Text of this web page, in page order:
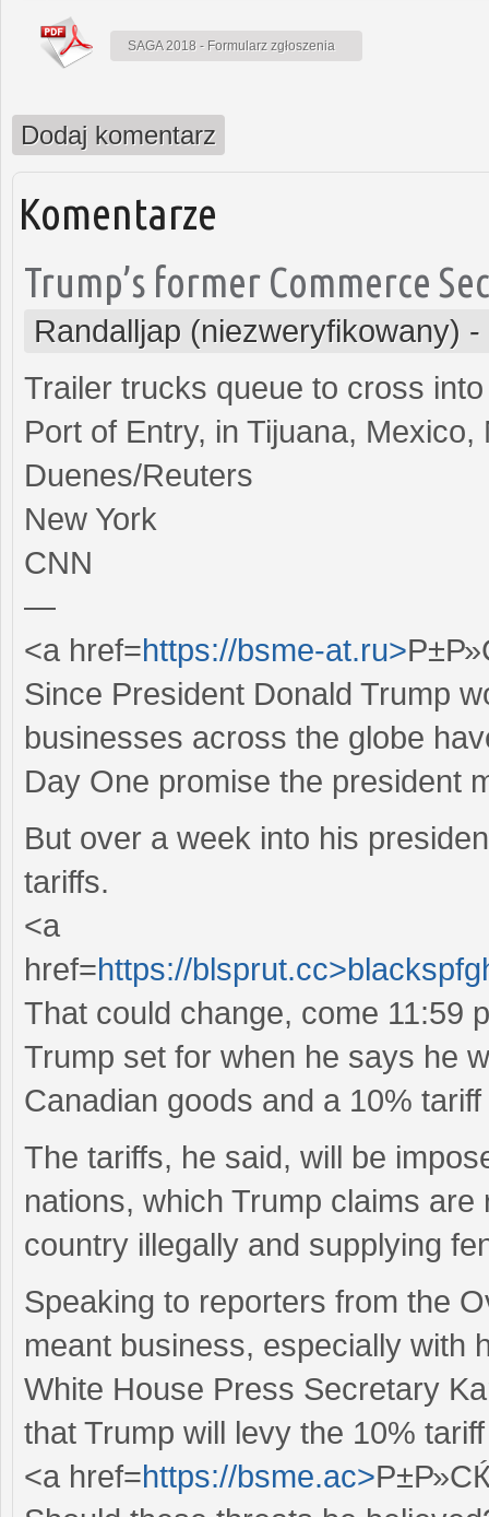
SAGA 2018 - Formularz zgłoszenia
Dodaj komentarz
Komentarze
Trump’s former Commerce
Randalljap (niezweryfikowany) -
Trailer trucks queue to cross
Port of Entry, in Tijuana,
Duenes/Reuters
New York
CNN
—
<a href=https://bsme-at.ru>
Since President Donald Trump
businesses across the globe
Day One promise the president
But over a week into his
tariffs.
<a
href=https://
That could change, come 11:59
Trump set for when he says he
Canadian goods and a 10%
The tariffs, he said, will be
nations, which Trump claims
country illegally and supplying
Speaking to reporters from the
meant business, especially with
White House Press Secretary
that Trump will levy the 10%
<a href=https://bsme.ac>